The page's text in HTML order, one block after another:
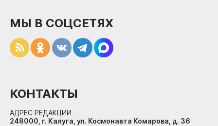
МЫ В СОЦСЕТЯХ
КОНТАКТЫ
АДРЕС РЕДАКЦИИ
248000, г. Калуга, ул. Космонавта Комарова, д. 36